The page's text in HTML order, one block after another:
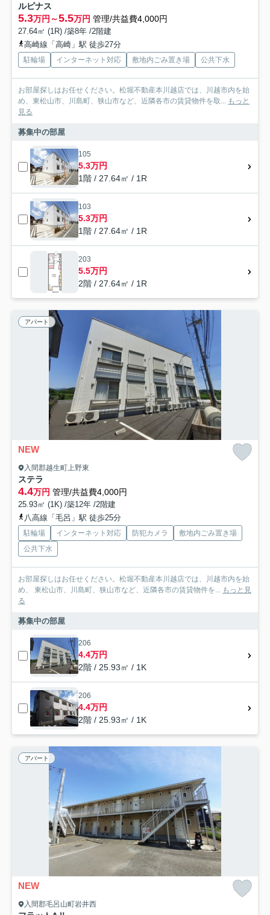
ルピナス
5.3万円～5.5万円 管理/共益費4,000円
27.64㎡ (1R) /築8年 /2階建
高崎線「高崎」駅 徒歩27分
駐輪場 インターネット対応 敷地内ごみ置き場 公共下水
お部屋探しはお任せください。松堀不動産本川越店では、川越市内を始
め、東松山市、川島町、狭山市など、近隣各市の賃貸物件を取... もっと
見る
募集中の部屋
105
5.3万円
1階 / 27.64㎡ / 1R
103
5.3万円
1階 / 27.64㎡ / 1R
203
5.5万円
2階 / 27.64㎡ / 1R
アパート
NEW
入間郡越生町上野東
ステラ
4.4万円 管理/共益費4,000円
25.93㎡ (1K) /築12年 /2階建
八高線「毛呂」駅 徒歩25分
駐輪場 インターネット対応 防犯カメラ
敷地内ごみ置き場
公共下水
お部屋探しはお任せください。松堀不動産本川越店では、川越市内を始
め、 東松山市、川島町、狭山市など、近隣各市の賃貸物件を... もっと見
る
募集中の部屋
206
4.4万円
2階 / 25.93㎡ / 1K
206
4.4万円
2階 / 25.93㎡ / 1K
アパート
NEW
入間郡毛呂山町岩井西